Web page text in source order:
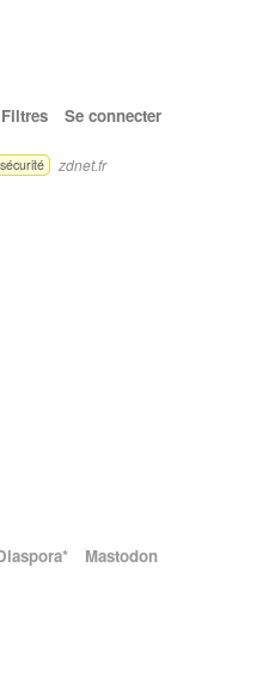
Filtres Se connecter
sécurité zdnet.fr
Mastodon